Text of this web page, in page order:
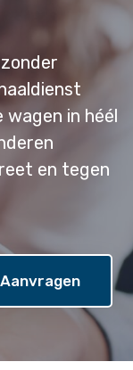
wagen in héél
en tegen